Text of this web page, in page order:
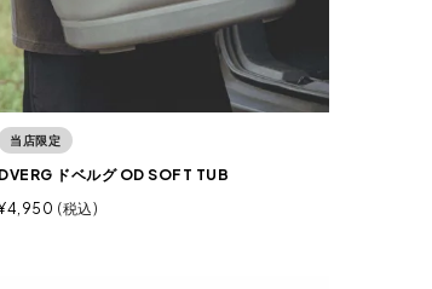
当店限定
DVERG ドベルグ OD SOFT TUB
4,950 税込